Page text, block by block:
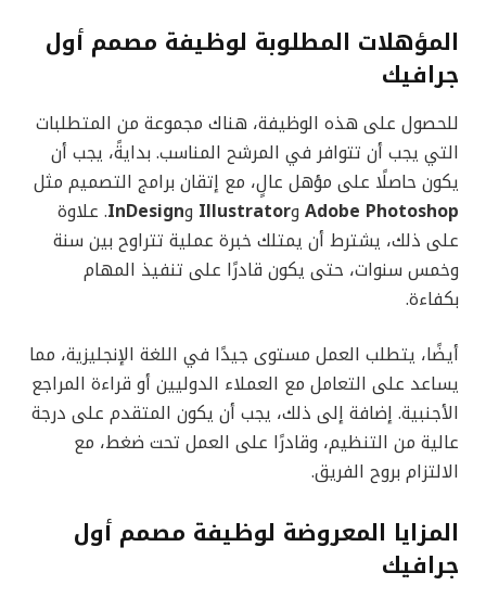
المؤهلات المطلوبة لوظيفة مصمم أول
جرافيك
للحصول على هذه الوظيفة، هناك مجموعة من المتطلبات
التي يجب أن تتوافر في المرشح المناسب. بدايةً، يجب أن
يكون حاصلًا على مؤهل عالٍ، مع إتقان برامج التصميم مثل
Adobe Photoshop وIllustrator وInDesign. علاوة
على ذلك، يشترط أن يمتلك خبرة عملية تتراوح بين سنة
وخمس سنوات، حتى يكون قادرًا على تنفيذ المهام
بكفاءة.
أيضًا، يتطلب العمل مستوى جيدًا في اللغة الإنجليزية، مما
يساعد على التعامل مع العملاء الدوليين أو قراءة المراجع
الأجنبية. إضافة إلى ذلك، يجب أن يكون المتقدم على درجة
عالية من التنظيم، وقادرًا على العمل تحت ضغط، مع
الالتزام بروح الفريق.
المزايا المعروضة لوظيفة مصمم أول
جرافيك